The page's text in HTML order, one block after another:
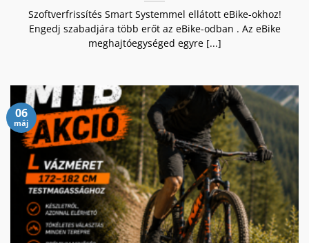
Szoftverfrissítés Smart Systemmel ellátott eBike-okhoz!
Engedj szabadjára több erőt az eBike-odban . Az eBike
meghajtóegységed egyre [...]
06
máj